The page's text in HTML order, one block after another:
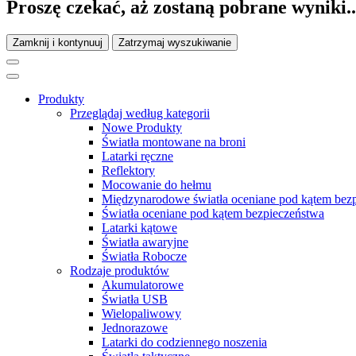
Proszę czekać, aż zostaną pobrane
Zamknij i kontynuuj Zatrzymaj wyszukiwanie
Produkty
Przeglądaj według kategorii
Nowe Produkty
Światła montowane na broni
Latarki ręczne
Reflektory
Mocowanie do hełmu
Międzynarodowe światła oceniane pod kątem
Światła oceniane pod kątem bezpieczeństwa
Latarki kątowe
Światła awaryjne
Światła Robocze
Rodzaje produktów
Akumulatorowe
Światła USB
Wielopaliwowy
Jednorazowe
Latarki do codziennego noszenia